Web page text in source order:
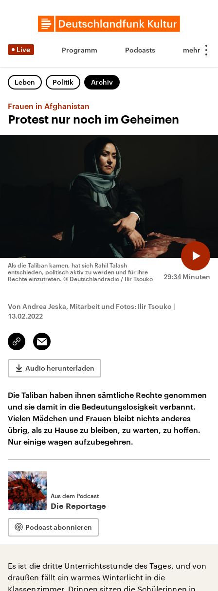
Live Programm Podcasts
Leben Politik Archiv
Frauen in Afghanistan
Protest nur noch im Geheimen
29:34 Minuten
Als die Taliban kamen, hat sich Rahil Talash
entschieden, politisch aktiv zu werden und für ihre
Rechte einzutreten. © Deutschlandradio / Ilir Tsouko
Von Andrea Jeska, Mitarbeit und Fotos: Ilir Tsouko |
13.02.2022
Link
kopieren/teilen
Email
Audio herunterladen
Die Taliban haben ihnen sämtliche Rechte genommen
und sie damit in die Bedeutungslosigkeit verbannt.
Vielen Mädchen und Frauen bleibt nichts anderes
übrig, als zu Hause zu bleiben, zu warten, zu hoffen.
Nur einige wagen aufzubegehren.
Aus dem Podcast
Die Reportage
Podcast abonnieren
Es ist die dritte Unterrichtsstunde des Tages, und von
draußen fällt ein warmes Winterlicht in die
Klassenzimmer. Drinnen sitzen die Schülerinnen in